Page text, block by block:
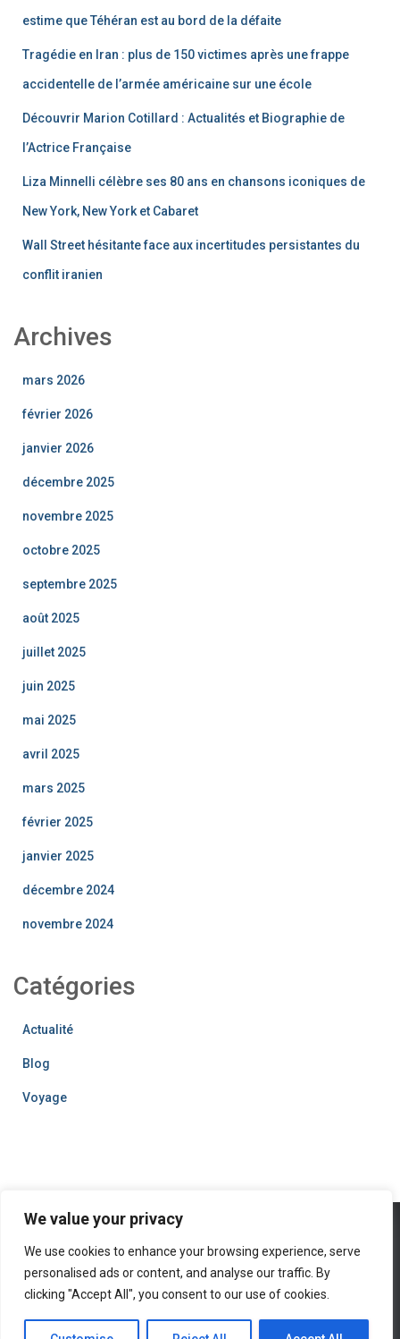
We value your privacy
We use cookies to enhance your browsing experience, serve
personalised ads or content, and analyse our traffic. By
clicking "Accept All", you consent to our use of cookies.
estime que Téhéran est au bord de la défaite
Tragédie en Iran : plus de 150 victimes après une frappe
accidentelle de l’armée américaine sur une école
Découvrir Marion Cotillard : Actualités et Biographie de
l’Actrice Française
Liza Minnelli célèbre ses 80 ans en chansons iconiques de
New York, New York et Cabaret
Wall Street hésitante face aux incertitudes persistantes du
conflit iranien
Archives
mars 2026
février 2026
janvier 2026
décembre 2025
novembre 2025
octobre 2025
septembre 2025
août 2025
juillet 2025
juin 2025
mai 2025
avril 2025
mars 2025
février 2025
janvier 2025
décembre 2024
novembre 2024
Catégories
Actualité
Blog
Voyage
DÉCOUVERTE NATURE EUROPE VOYAGE PARIS
BRETAGNE MARCHÉ DE NOËL
Hestia | Développé par ThemeIsle